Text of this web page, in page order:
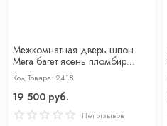
Межкомнатная дверь шпон
Мега багет ясень пломбир
глухая
Код Товара: 2418
19 500 руб.
Нет отзывов